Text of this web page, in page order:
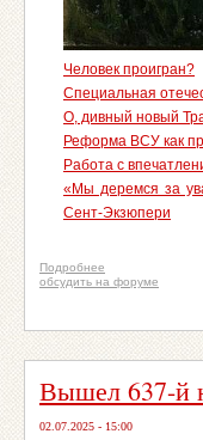
Человек проигран?
Специальная
О, дивный новый
Реформа ВСУ как
Работа с
«Мы деремся за
Сент-Экзюпери
Подробнее
обсудить на форуме
Вышел 637-й
02.07.2025 - 15:00